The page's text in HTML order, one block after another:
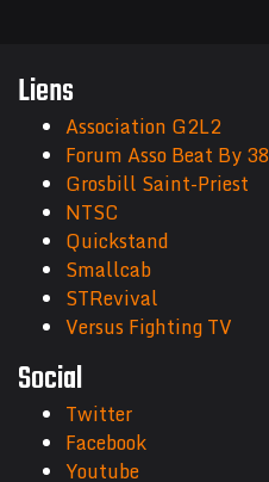
Liens
Association G2L2
Forum Asso Beat By 38
Grosbill Saint-Priest
NTSC
Quickstand
Smallcab
STRevival
Versus Fighting TV
Social
Twitter
Facebook
Youtube